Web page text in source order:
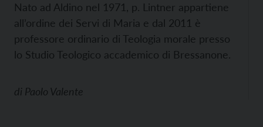
Nato ad Aldino nel 1971, p. Lintner appartiene
all’ordine dei Servi di Maria e dal 2011 è
professore ordinario di Teologia morale presso
lo Studio Teologico accademico di Bressanone.
di Paolo Valente